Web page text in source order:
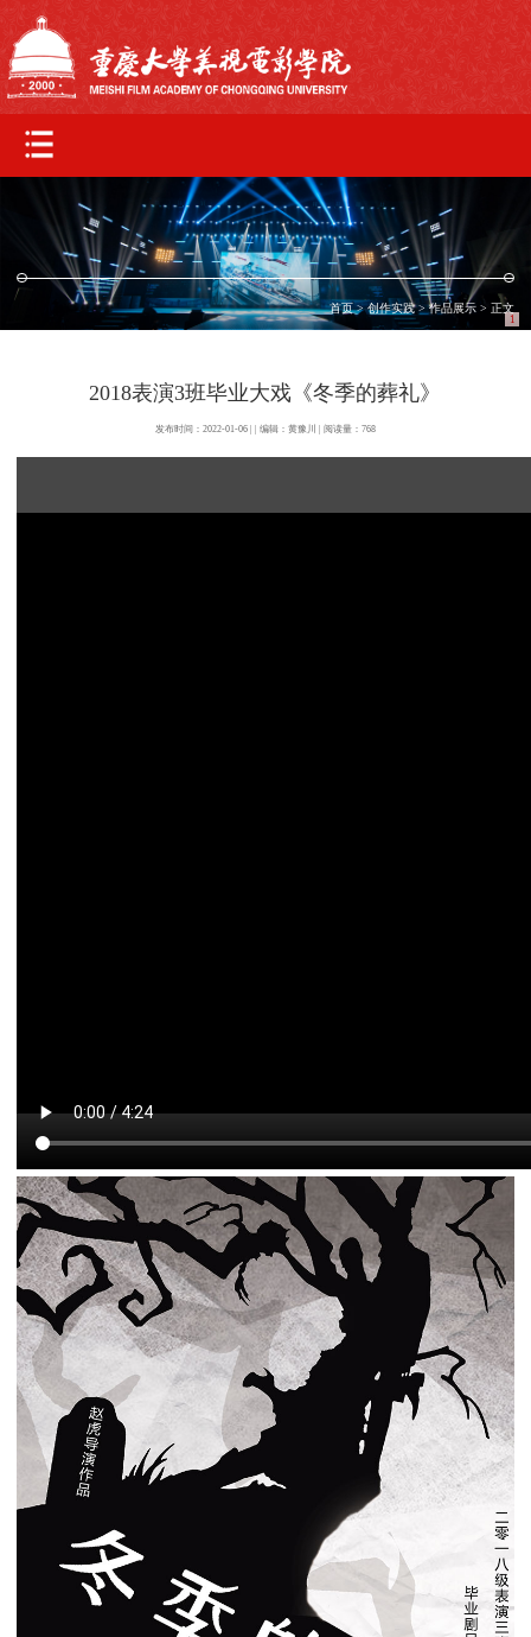
1
首页>创作实践>作品展示> 正文
2018表演3班毕业大戏《冬季的葬礼》
发布时间：2022-01-06 | | 编辑：黄豫川 | 阅读量： 768